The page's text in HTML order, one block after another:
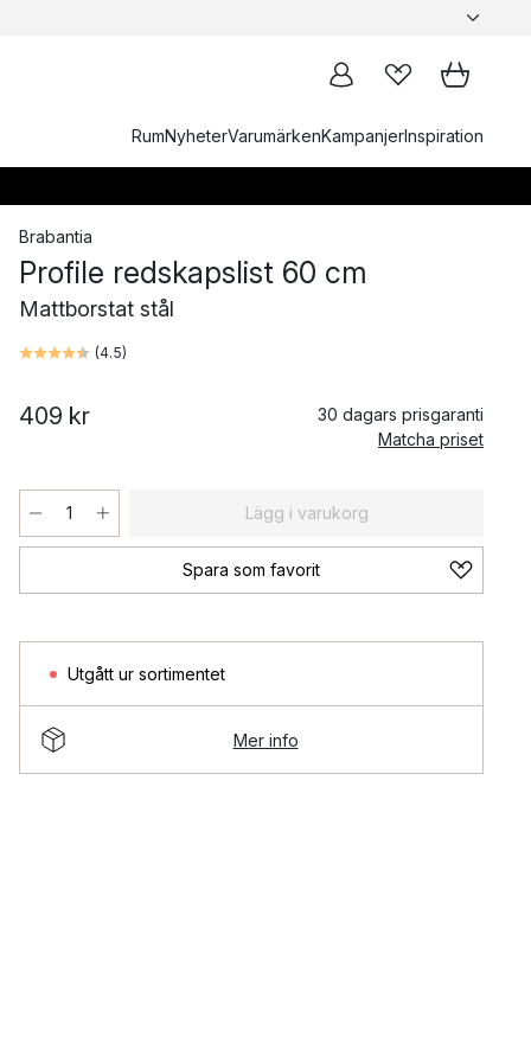
RumNyheterVarumärkenKampanjerInspiration
Brabantia
Profile redskapslist 60 cm
Mattborstat stål
(4.5)
409 kr
30 dagars prisgaranti
Matcha priset
Lägg i varukorg
Spara som favorit
Utgått ur sortimentet
Mer info